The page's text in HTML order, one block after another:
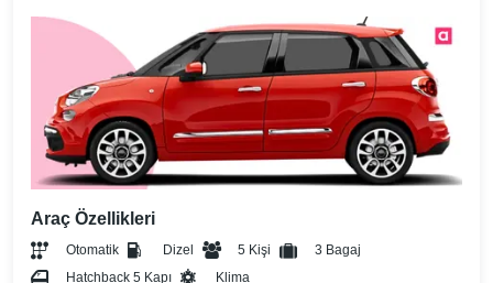
Araç Özellikleri
Otomatik Dizel 5 Kişi
3 Bagaj
Hatchback 5 Kapı
Klima